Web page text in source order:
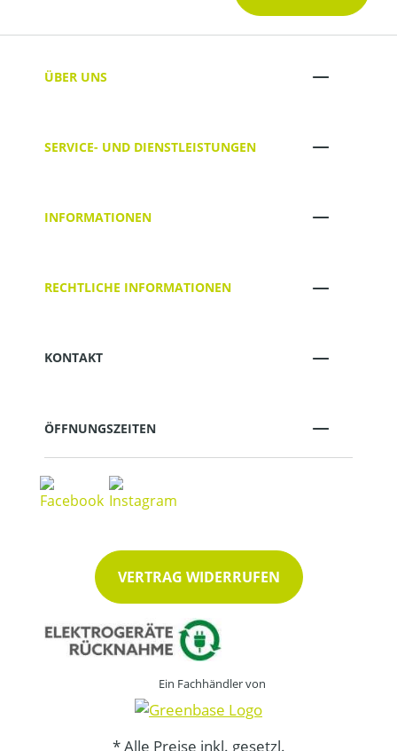
ÜBER UNS
SERVICE- UND DIENSTLEISTUNGEN
INFORMATIONEN
RECHTLICHE INFORMATIONEN
KONTAKT
ÖFFNUNGSZEITEN
VERTRAG WIDERRUFEN
Ein Fachhändler von
* Alle Preise inkl. gesetzl.